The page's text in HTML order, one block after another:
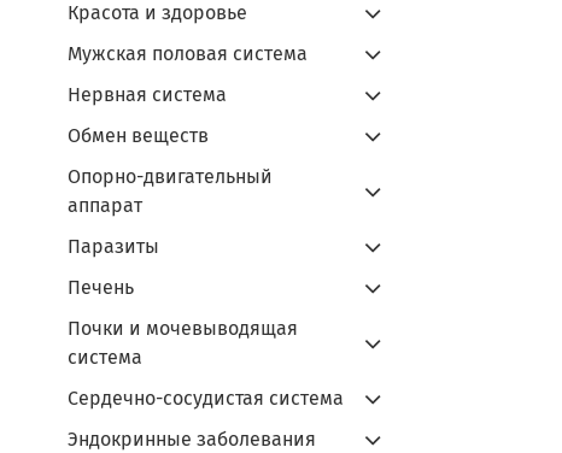
Красота и здоровье
Мужская половая система
Нервная система
Обмен веществ
Опорно-двигательный
аппарат
Паразиты
Печень
Почки и мочевыводящая
система
Сердечно-сосудистая система
Эндокринные заболевания